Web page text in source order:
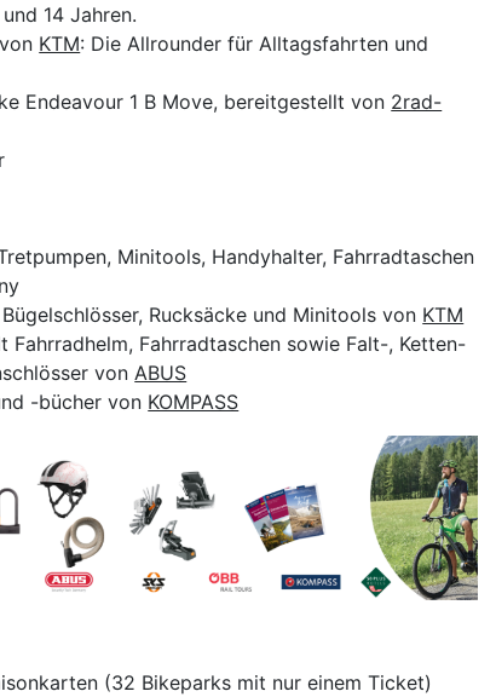
14 Jahren.
von KTM: Die Allrounder für Alltagsfahrten und
Endeavour 1 B Move, bereitgestellt von 2rad-
Minitools, Handyhalter, Fahrradtaschen
Rucksäcke und Minitools von KTM
Fahrradhelm, Fahrradtaschen sowie Falt-, Ketten-
vonABUS
-bücher von KOMPASS
(32 Bikeparks mit nur einem Ticket)